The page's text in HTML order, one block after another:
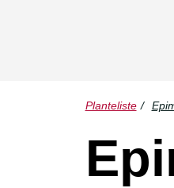
Planteliste /